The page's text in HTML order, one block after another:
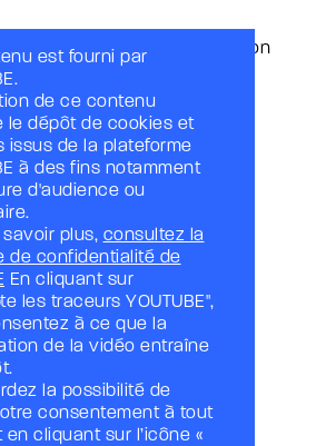
s’appuie sur la présentation
co-animée avec un patient
un éclairage scientifique
de l’expérience patient.
est fourni par
de ce contenu
le dépôt de cookies et
issus de la plateforme
à des fins notamment
d'audience ou
savoir plus, consultez la
de confidentialité de
En cliquant sur
les traceurs YOUTUBE",
à ce que la
de la vidéo entraîne
la possibilité de
consentement à tout
en cliquant sur l’icône «